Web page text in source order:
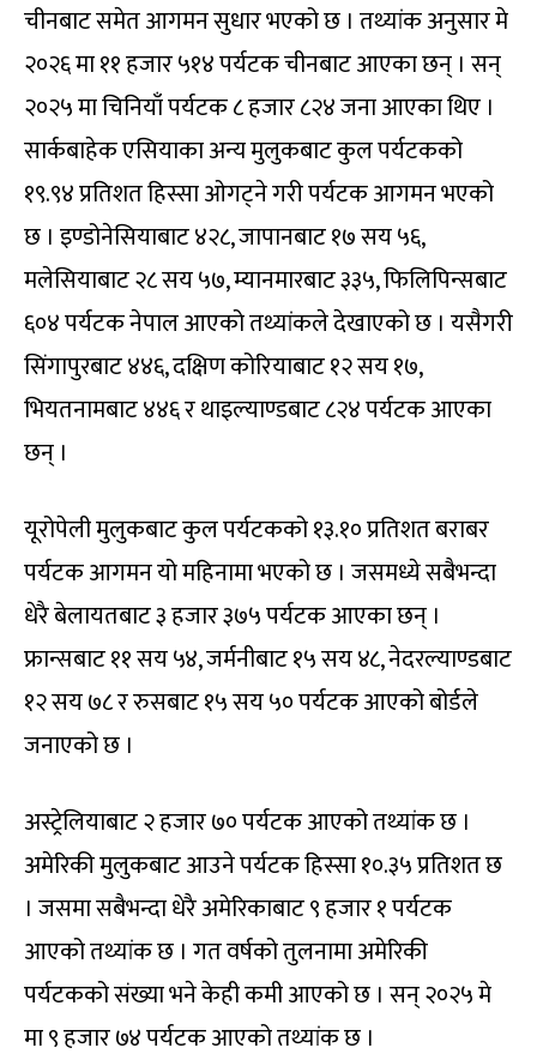
चीनबाट समेत आगमन सुधार भएको छ । तथ्यांक अनुसार मे
२०२६ मा ११ हजार ५१४ पर्यटक चीनबाट आएका छन् । सन्
२०२५ मा चिनियाँ पर्यटक ८ हजार ८२४ जना आएका थिए ।
सार्कबाहेक एसियाका अन्य मुलुकबाट कुल पर्यटकको
१९.९४ प्रतिशत हिस्सा ओगट्ने गरी पर्यटक आगमन भएको
छ । इण्डोनेसियाबाट ४२८, जापानबाट १७ सय ५६,
मलेसियाबाट २८ सय ५७, म्यानमारबाट ३३५, फिलिपिन्सबाट
६०४ पर्यटक नेपाल आएको तथ्यांकले देखाएको छ । यसैगरी
सिंगापुरबाट ४४६, दक्षिण कोरियाबाट १२ सय १७,
भियतनामबाट ४४६ र थाइल्याण्डबाट ८२४ पर्यटक आएका
छन् ।
यूरोपेली मुलुकबाट कुल पर्यटकको १३.१० प्रतिशत बराबर
पर्यटक आगमन यो महिनामा भएको छ । जसमध्ये सबैभन्दा
धेरै बेलायतबाट ३ हजार ३७५ पर्यटक आएका छन् ।
फ्रान्सबाट ११ सय ५४, जर्मनीबाट १५ सय ४८, नेदरल्याण्डबाट
१२ सय ७८ र रुसबाट १५ सय ५० पर्यटक आएको बोर्डले
जनाएको छ ।
अस्ट्रेलियाबाट २ हजार ७० पर्यटक आएको तथ्यांक छ ।
अमेरिकी मुलुकबाट आउने पर्यटक हिस्सा १०.३५ प्रतिशत छ
। जसमा सबैभन्दा धेरै अमेरिकाबाट ९ हजार १ पर्यटक
आएको तथ्यांक छ । गत वर्षको तुलनामा अमेरिकी
पर्यटकको संख्या भने केही कमी आएको छ । सन् २०२५ मे
मा ९ हजार ७४ पर्यटक आएको तथ्यांक छ ।